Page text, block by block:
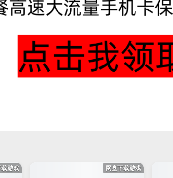
载游戏 网盘下载游戏